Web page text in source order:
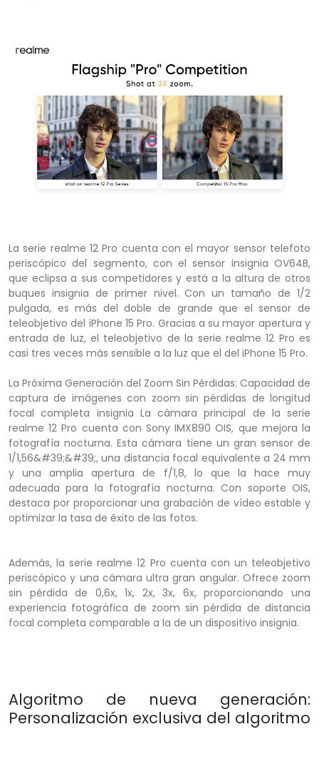
La serie realme 12 Pro cuenta con el mayor sensor telefoto
periscópico del segmento, con el sensor insignia OV64B,
que eclipsa a sus competidores y está a la altura de otros
buques insignia de primer nivel. Con un tamaño de 1/2
pulgada, es más del doble de grande que el sensor de
teleobjetivo del iPhone 15 Pro. Gracias a su mayor apertura y
entrada de luz, el teleobjetivo de la serie realme 12 Pro es
casi tres veces más sensible a la luz que el del iPhone 15 Pro.
La Próxima Generación del Zoom Sin Pérdidas: Capacidad de
captura de imágenes con zoom sin pérdidas de longitud
focal completa insignia La cámara principal de la serie
realme 12 Pro cuenta con Sony IMX890 OIS, que mejora la
fotografía nocturna. Esta cámara tiene un gran sensor de
1/1,56&#39;&#39;, una distancia focal equivalente a 24 mm
y una amplia apertura de f/1,8, lo que la hace muy
adecuada para la fotografía nocturna. Con soporte OIS,
destaca por proporcionar una grabación de vídeo estable y
optimizar la tasa de éxito de las fotos.
Además, la serie realme 12 Pro cuenta con un teleobjetivo
periscópico y una cámara ultra gran angular. Ofrece zoom
sin pérdida de 0,6x, 1x, 2x, 3x, 6x, proporcionando una
experiencia fotográfica de zoom sin pérdida de distancia
focal completa comparable a la de un dispositivo insignia.
Algoritmo de nueva generación:
Personalización exclusiva del algoritmo